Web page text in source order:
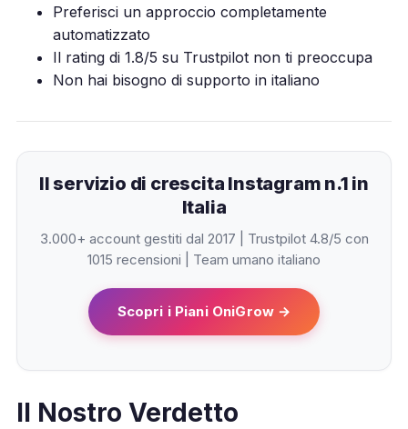
Preferisci un approccio completamente
automatizzato
Il rating di 1.8/5 su Trustpilot non ti preoccupa
Non hai bisogno di supporto in italiano
Il servizio di crescita Instagram n.1 in
Italia
3.000+ account gestiti dal 2017 | Trustpilot 4.8/5 con
1015 recensioni | Team umano italiano
Scopri i Piani OniGrow →
Il Nostro Verdetto